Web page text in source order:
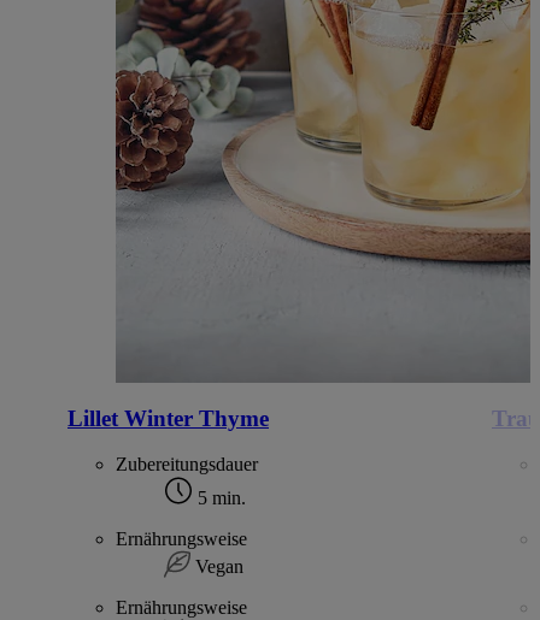
Lillet Winter Thyme
Zubereitungsdauer
5 min.
Ernährungsweise
Vegan
Ernährungsweise